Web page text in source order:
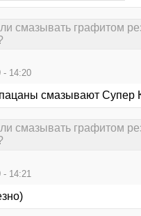
смазывать графитом
- 14:20
смазывают Супер
смазывать графитом
- 14:21